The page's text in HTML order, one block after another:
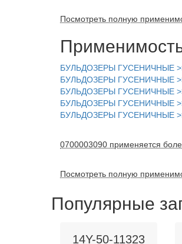
Посмотреть полную
БУЛЬДОЗЕРЫ ГУСЕНИЧНЫЕ
БУЛЬДОЗЕРЫ ГУСЕНИЧНЫЕ
БУЛЬДОЗЕРЫ ГУСЕНИЧНЫЕ
БУЛЬДОЗЕРЫ ГУСЕНИЧНЫЕ
БУЛЬДОЗЕРЫ ГУСЕНИЧНЫЕ
0700003090 применяется
Посмотреть полную
Популярные
14Y-50-11323